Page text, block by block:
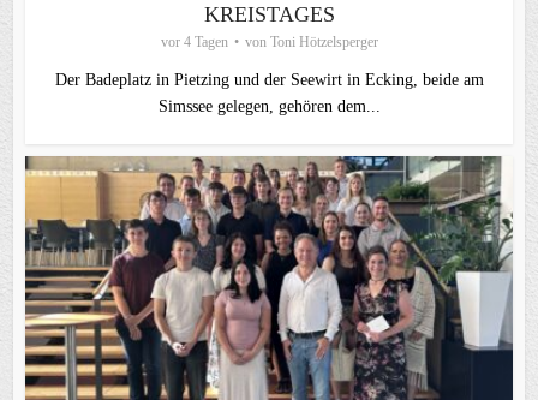
KREISTAGES
vor 4 Tagen von Toni Hötzelsperger
Der Badeplatz in Pietzing und der Seewirt in Ecking, beide am
Simssee gelegen, gehören dem...